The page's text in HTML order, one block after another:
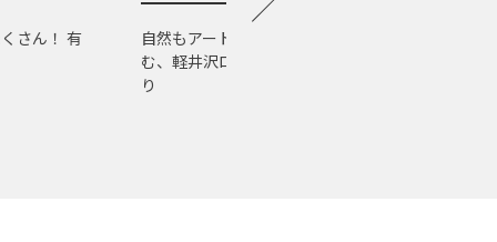
さん！ 有
自然もアートもグルメも楽し
む、軽井沢ローカルスポット巡
り